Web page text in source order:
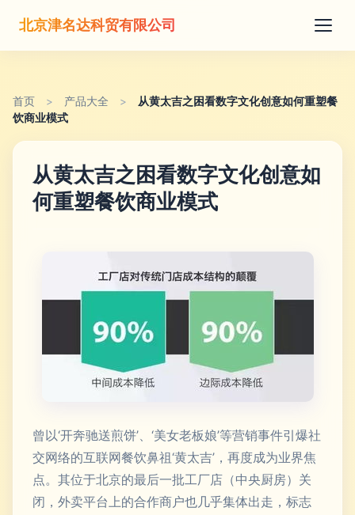
北京津名达科贸有限公司
首页 > 产品大全 >
从黄太吉之困看数字文化创意如何重塑餐
饮商业模式
从黄太吉之困看数字文化创意如
何重塑餐饮商业模式
曾以‘开奔驰送煎饼’、‘美女老板娘’等营销事件引爆社
交网络的互联网餐饮鼻祖‘黄太吉’，再度成为业界焦
点。其位于北京的最后一批工厂店（中央厨房）关
闭，外卖平台上的合作商户也几乎集体出走，标志